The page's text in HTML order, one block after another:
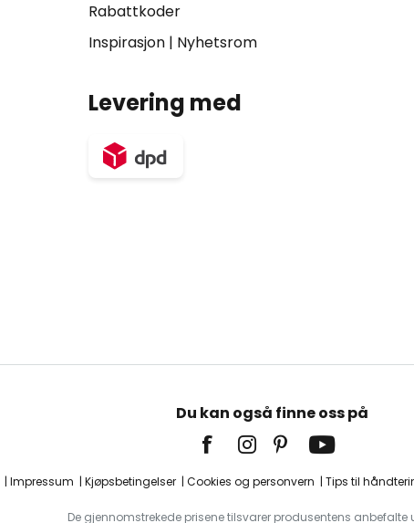
Rabattkoder
Inspirasjon| Nyhetsrom
Levering med
Du kan også finne oss på
Impressum Kjøpsbetingelser Cookies og personvern Tips til
De gjennomstrekede prisene tilsvarer produsentens anbefalte